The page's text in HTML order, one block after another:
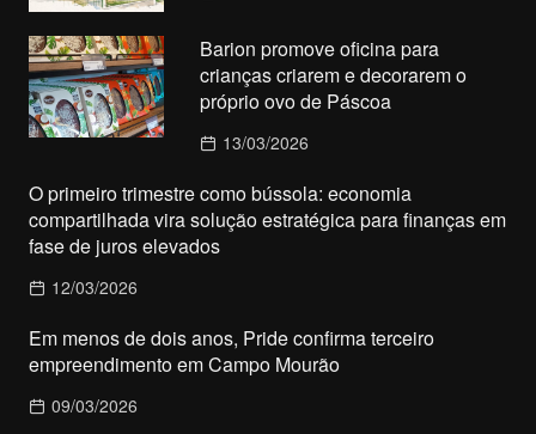
Barion promove oficina para
crianças criarem e decorarem o
próprio ovo de Páscoa
13/03/2026
O primeiro trimestre como bússola: economia
compartilhada vira solução estratégica para finanças em
fase de juros elevados
12/03/2026
Em menos de dois anos, Pride confirma terceiro
empreendimento em Campo Mourão
09/03/2026